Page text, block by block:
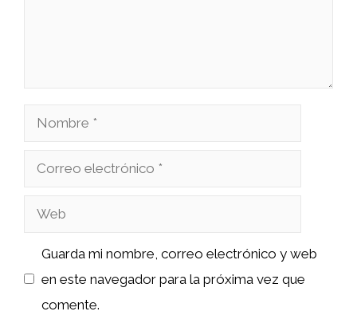
Nombre
Correo
Web
Guarda mi nombre, correo electrónico y web
en este navegador para la próxima vez que
comente.